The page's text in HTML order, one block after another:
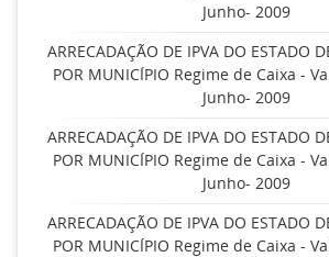
Junho- 2009
ARRECADAÇÃO DE IPVA DO ESTADO
POR MUNICÍPIO Regime de Caixa -
Junho- 2009
ARRECADAÇÃO DE IPVA DO ESTADO
POR MUNICÍPIO Regime de Caixa -
Junho- 2009
ARRECADAÇÃO DE IPVA DO ESTADO
POR MUNICÍPIO Regime de Caixa -